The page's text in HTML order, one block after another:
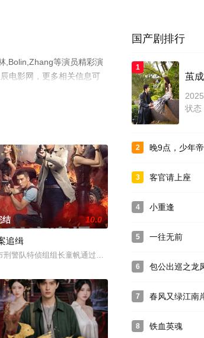
,Bolin,Zhang等演员精彩演
电影网，更多相关信息可
侣，被称为“金童玉女”。美艳的林楚红原是罗怡平的
折磨的生活，而出书的梦想却遥遥无期。突然有一天
合出品，是由郭俊辰、孙艺宁等人领衔主演。《惹上
结 10.0
追缉
刑警队特侦组组长童帆通过进修犯罪现场勘查、犯罪心理
国产剧排行
1
茧
状态
2 晚9点，少年
3 客官请上座
4 小重逢
5 一往无前
6 包公出巡之龙
7 春风又绿江南
8 铁血英魂